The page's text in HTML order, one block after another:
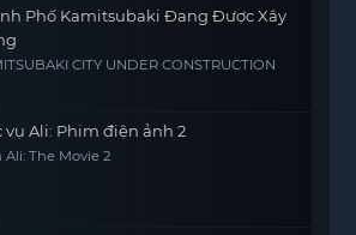
Phố Kamitsubaki Đang Được Xây
CITY UNDER CONSTRUCTION
vụ Ali: Phim điện ảnh 2
Ali: The Movie 2